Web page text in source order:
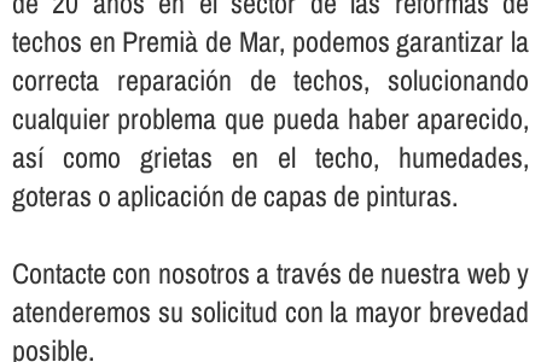
techos en Premià de Mar, podemos garantizar la
correcta reparación de techos, solucionando
cualquier problema que pueda haber aparecido,
así­ como grietas en el techo, humedades,
goteras o aplicación de capas de pinturas.
Contacte con nosotros a través de nuestra web y
atenderemos su solicitud con la mayor brevedad
posible.